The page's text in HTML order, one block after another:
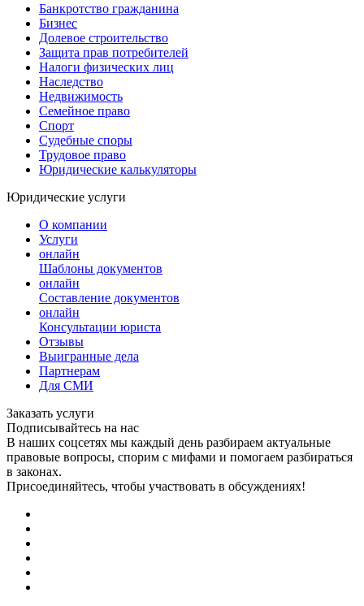
Банкротство гражданина
Бизнес
Долевое строительство
Защита прав потребителей
Налоги физических лиц
Наследство
Недвижимость
Семейное право
Спорт
Судебные споры
Трудовое право
Юридические калькуляторы
Юридические услуги
О компании
Услуги
онлайн
Шаблоны документов
онлайн
Составление документов
онлайн
Консультации юриста
Отзывы
Выигранные дела
Партнерам
Для СМИ
Заказать услуги
Подписывайтесь на нас
В наших соцсетях мы каждый день разбираем актуальные
правовые вопросы, спорим с мифами и помогаем разбираться
в законах.
Присоединяйтесь, чтобы участвовать в обсуждениях!